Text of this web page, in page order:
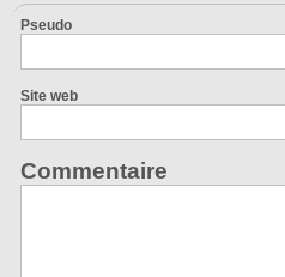
Pseudo
Site web
Commentaire